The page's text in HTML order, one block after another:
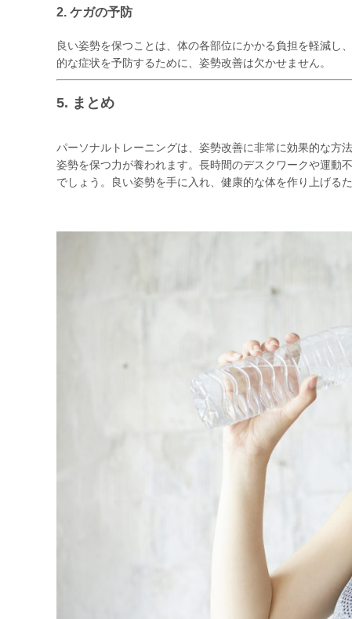
2. ケガの予防
良い姿勢を保つことは、体の各部位にかかる負担を軽減し
的な症状を予防するために、姿勢改善は欠かせません。
5. まとめ
パーソナルトレーニングは、姿勢改善に非常に効果的な方
姿勢を保つ力が養われます。長時間のデスクワークや運動
でしょう。良い姿勢を手に入れ、健康的な体を作り上げる